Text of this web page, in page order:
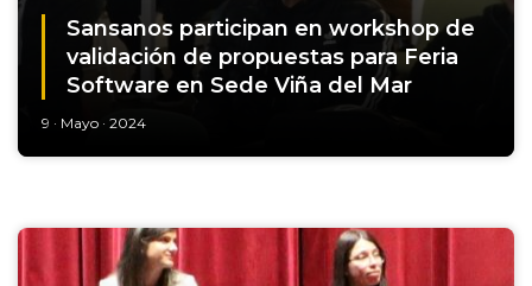
Sansanos participan en workshop de
validación de propuestas para Feria
Software en Sede Viña del Mar
9 · Mayo · 2024